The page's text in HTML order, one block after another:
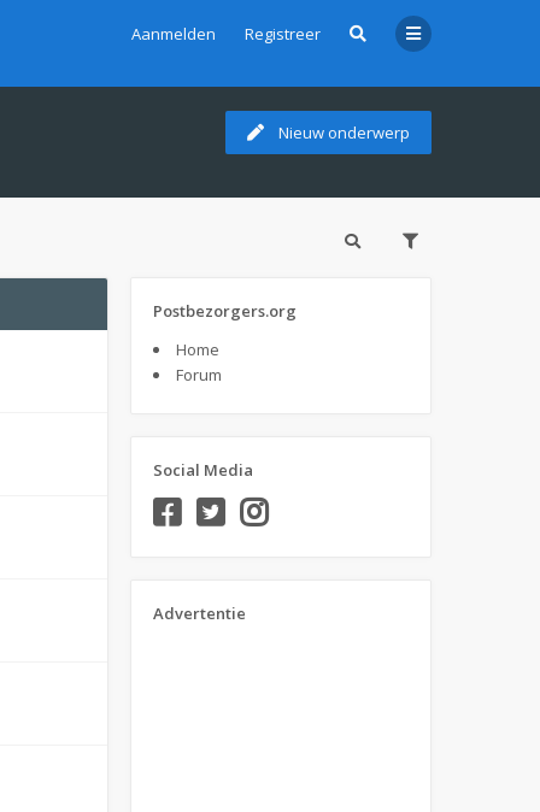
Aanmelden Registreer
Nieuw onderwerp
Postbezorgers.org
Home
Forum
Social Media
Advertentie